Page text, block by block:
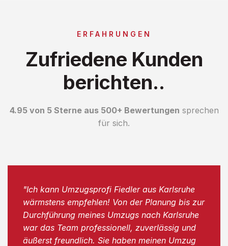
ERFAHRUNGEN
Zufriedene Kunden
berichten..
4.95 von 5 Sterne aus 500+ Bewertungen sprechen
für sich.
"Ich kann Umzugsprofi Fiedler aus Karlsruhe
wärmstens empfehlen! Von der Planung bis zur
Durchführung meines Umzugs nach Karlsruhe
war das Team professionell, zuverlässig und
äußerst freundlich. Sie haben meinen Umzug